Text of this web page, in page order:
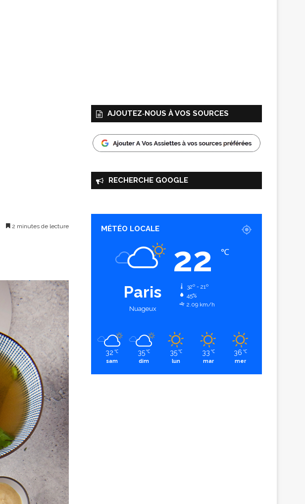
2 minutes de lecture
AJOUTEZ‑NOUS À VOS SOURCES
RECHERCHE GOOGLE
MÉTÉO LOCALE
Paris
Nuageux
22 ℃
32º - 21º
45%
2.09 km/h
32 ℃
sam
35 ℃
dim
35 ℃
lun
33 ℃
mar
36 ℃
mer